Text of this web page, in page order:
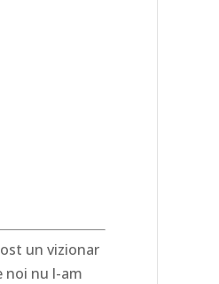
un vizionar
noi nu l-am